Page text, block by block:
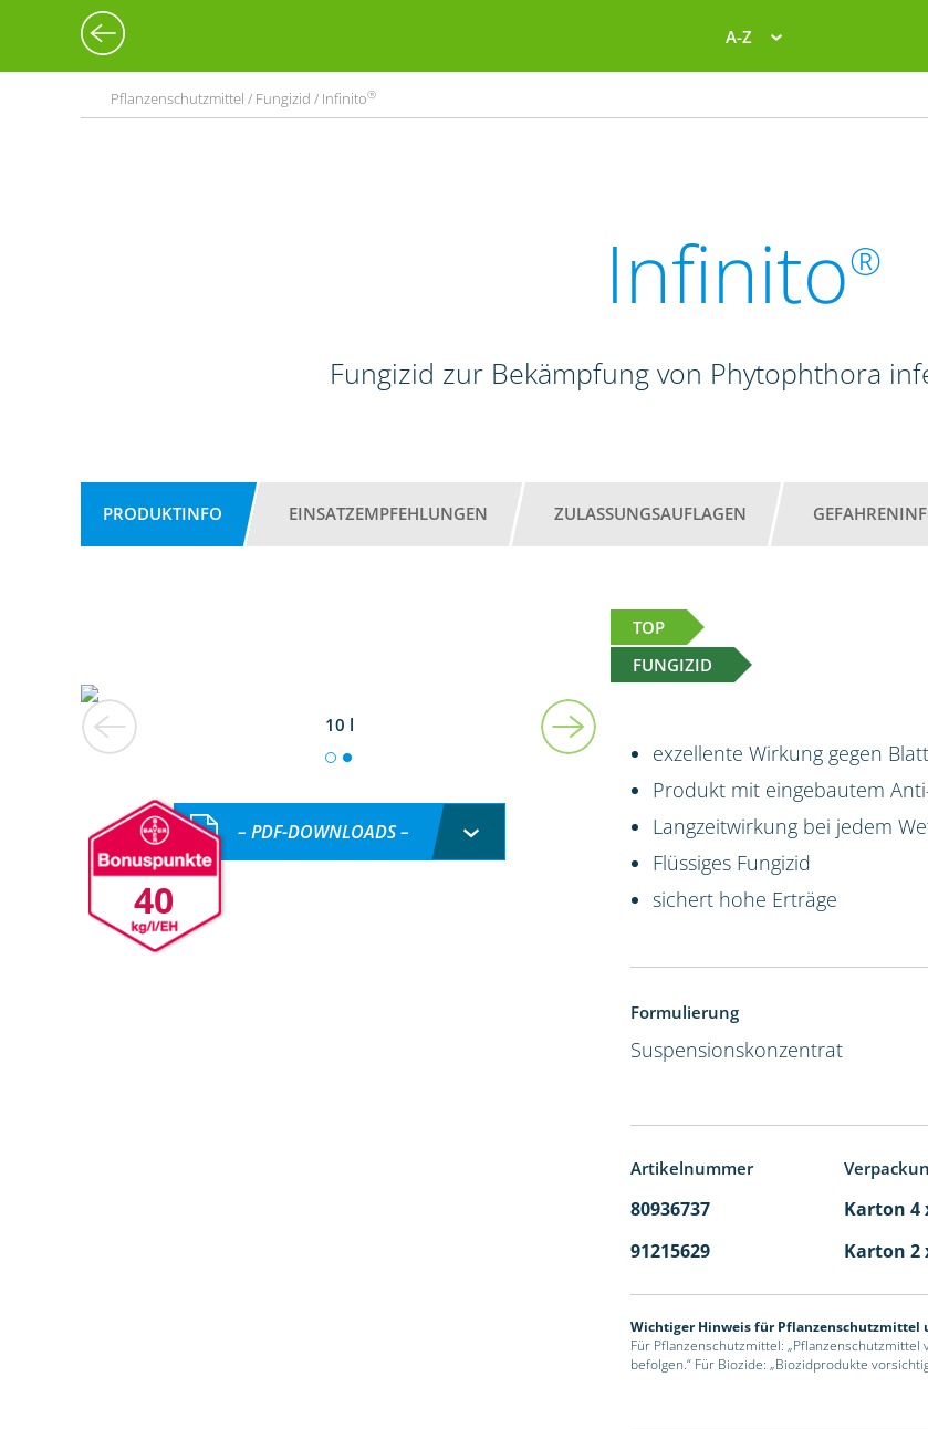
A-Z
Pflanzenschutzmittel / Fungizid / Infinito®
Infinito®
Fungizid zur Bekämpfung von Phytophthora
PRODUKTINFO EINSATZEMPFEHLUNGEN ZULASSUNGSAUFLAGEN
TOP
FUNGIZID
10 l
40
– PDF-DOWNLOADS –
exzellente Wirkung gegen
Produkt mit eingebautem
Langzeitwirkung bei jedem
Flüssiges Fungizid
sichert hohe Erträge
Formulierung
Suspensionskonzentrat
Artikelnummer
80936737 Karton 4
91215629
Karton 2
Wichtiger Hinweis für Pflanzenschutzmittel
Für Pflanzenschutzmittel:
befolgen.“ Für Biozide: „Biozidprodukte